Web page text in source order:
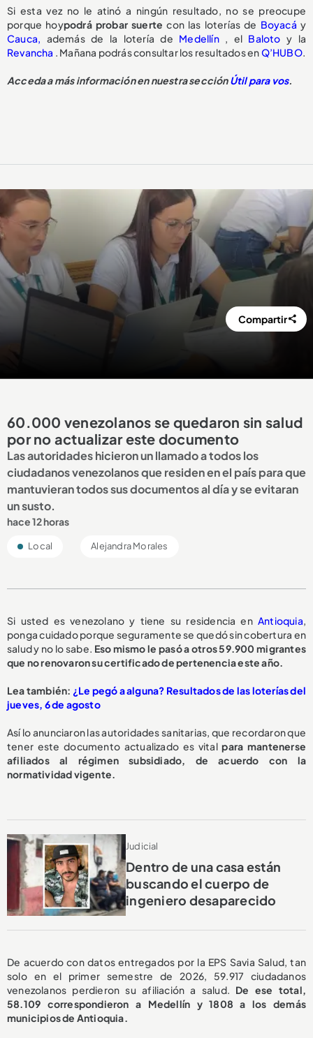
Si esta vez no le atinó a ningún resultado, no se preocupe
porque hoypodrá probar suerte con las loterías de Boyacá y
Cauca,
además de la lotería de Medellín, el Baloto y la
Revancha . Mañana podrás consultar los resultados enQ’HUBO.
Acceda a más información en nuestra secciónÚtil para vos.
Compartir
60.000 venezolanos se quedaron sin salud
por no actualizar este documento
Las autoridades hicieron un llamado a todos los
ciudadanos venezolanos que residen en el país para que
mantuvieran todos sus documentos al día y se evitaran
un susto.
hace 12 horas
Local Alejandra Morales
Si usted es venezolano y tiene su residencia en Antioquia
ponga cuidado porque seguramente se quedó sin cobertura en
salud y no lo sabe. Eso mismo le pasó a otros 59.900 migrantes
que no renovaron su certificado de pertenencia este año.
Lea también: ¿Le pegó a alguna? Resultados de las loterías del
jueves, 6 de agosto
Así lo anunciaron las autoridades sanitarias, que recordaron que
tener este documento actualizado es vitalpara mantenerse
afiliados al régimen subsidiado, de acuerdo con la
normatividad vigente.
Judicial
Dentro de una casa están
buscando el cuerpo de
ingeniero desaparecido
De acuerdo con datos entregados por la EPS Savia Salud, tan
solo en el primer semestre de 2026, 59.917 ciudadanos
venezolanos perdieron su afiliación a salud. De ese total,
58.109 correspondieron a Medellín y 1808 a los demás
municipios de Antioquia.